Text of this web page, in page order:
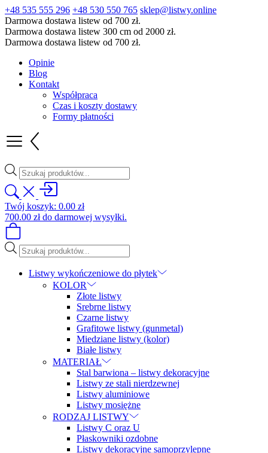
+48 535 555 296 +48 530 550 765 sklep@listwy.online
Darmowa dostawa listew od 700 zł.
Darmowa dostawa listew 300 cm od 2000 zł.
Darmowa dostawa listew od 700 zł.
Opinie
Blog
Kontakt
Współpraca
Czas i koszty dostawy
Formy płatności
Wyszukiwarka
produktów
Twój koszyk: 0.00 zł
700.00 złdo darmowej wysyłki.
Wyszukiwarka
produktów
Listwy wykończeniowe do płytek
KOLOR
Złote listwy
Srebrne listwy
Czarne listwy
Grafitowe listwy (gunmetal)
Miedziane listwy (kolor)
Białe listwy
MATERIAŁ
Stal barwiona – listwy dekoracyjne
Listwy ze stali nierdzewnej
Listwy aluminiowe
Listwy mosiężne
RODZAJ LISTWY
Listwy C oraz U
Płaskowniki ozdobne
Listwy dekoracyjne samoprzylepne